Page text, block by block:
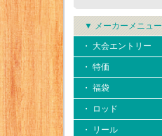
▼ メーカーメニュー
・ 大会エントリー
・ 特価
・ 福袋
・ ロッド
・ リール